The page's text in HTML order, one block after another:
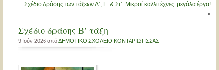
Σχέδιο Δράσης των τάξεων Δ’, Ε’ & Στ’: Μικροί καλλιτέχνες, μεγάλα έργα!
»
Σχέδιο δράσης Β’ τάξη
9 Ιούν 2026 απόΔΗΜΟΤΙΚΟ ΣΧΟΛΕΙΟ ΚΟΝΤΑΡΙΩΤΙΣΣΑΣ